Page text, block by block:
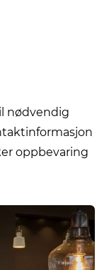
nødvendig
oppbevaring